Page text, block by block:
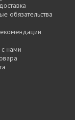
обязательства
с нами